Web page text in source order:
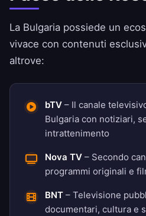
La Bulgaria possiede un
vivace con contenuti
altrove:
bTV – Il canale
Bulgaria con notiziari,
intrattenimento
Nova TV – Secondo
programmi originali e
BNT – Televisione
documentari, cultura e